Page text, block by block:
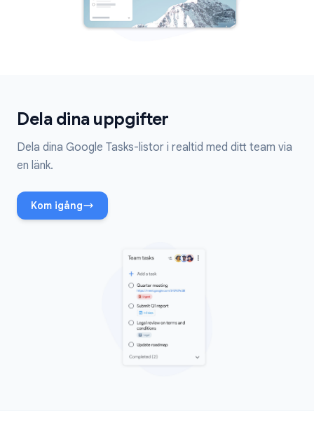
Dela dina uppgifter
Dela dina Google Tasks-listor i realtid med ditt team via
en länk.
Kom igång